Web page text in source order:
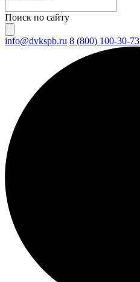
Поиск по сайту
info@dvkspb.ru 8 (800) 100-30-73